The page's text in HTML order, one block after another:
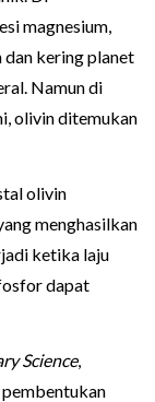
magnesium,
kering planet
Namun di
olivin ditemukan
olivin
menghasilkan
ketika laju
dapat
Science,